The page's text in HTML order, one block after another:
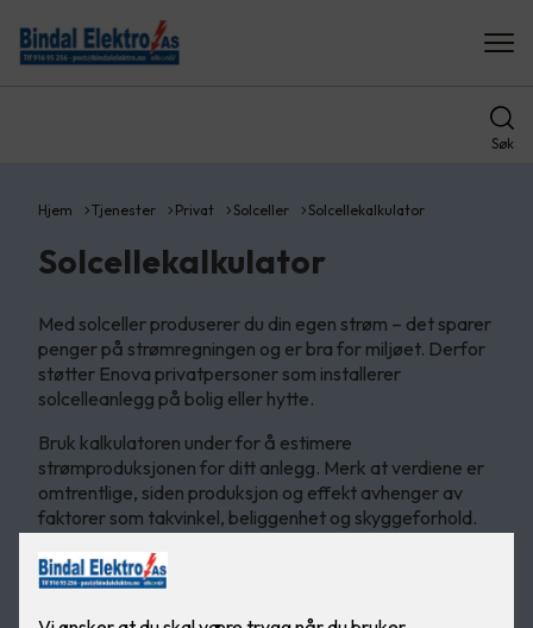
Søk
Hjem Tjenester Privat Solceller Solcellekalkulator
Solcellekalkulator
Med solceller produserer du din egen strøm – det sparer
penger på strømregningen og er bra for miljøet. Derfor
støtter Enova privatpersoner som installerer
solcelleanlegg på bolig eller hytte.
Bruk kalkulatoren under for å estimere
strømproduksjonen for ditt anlegg. Merk at verdiene er
omtrentlige, siden produksjon og effekt avhenger av
faktorer som takvinkel, beliggenhet og skyggeforhold.